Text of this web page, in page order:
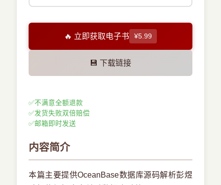
🔥 立即获取电子书 ¥5.99
💾 下载链接
✅不满意全额退款
✅发货失败双倍赔偿
✅邮箱即时发送
内容简介
本篇主要提供OceanBase数据库源码解析彭煜